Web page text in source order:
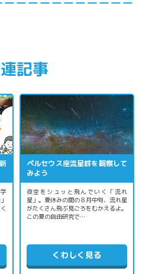
記事
ペルセウス座流星群を観察して
みよう
夜空をシュッと飛んでいく「流れ
星」。夏休みの間の８月中旬、流れ星
がたくさん飛ぶ見ごろをむかえるよ。
この夏の自由研究で…
くわしく見る